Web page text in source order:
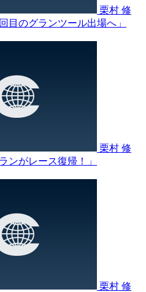
栗村 修
目のグランツール出場へ」
栗村 修
ンがレース復帰！」
栗村 修